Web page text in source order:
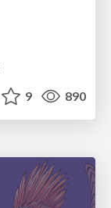
9 890